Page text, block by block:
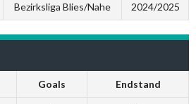
Bezirksliga Blies/Nahe 2024/2025
Goals Endstand